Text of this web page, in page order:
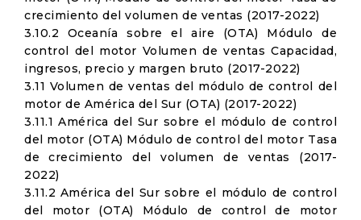
crecimiento del volumen de ventas (2017-2022)
3.10.2 Oceanía sobre el aire (OTA) Módulo de
control del motor Volumen de ventas Capacidad,
ingresos, precio y margen bruto (2017-2022)
3.11 Volumen de ventas del módulo de control del
motor de América del Sur (OTA) (2017-2022)
3.11.1 América del Sur sobre el módulo de control
del motor (OTA) Módulo de control del motor Tasa
de crecimiento del volumen de ventas (2017-
2022)
3.11.2 América del Sur sobre el módulo de control
del motor (OTA) Módulo de control de motor